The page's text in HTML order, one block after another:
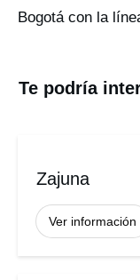
Bogotá con la
Te podría
Zajuna
Ver información